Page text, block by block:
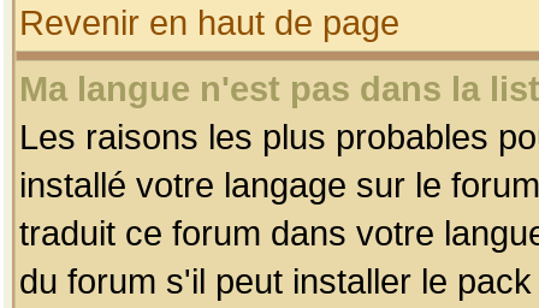
Revenir en haut de page
Ma langue n'est pas dans la
Les raisons les plus probables
installé votre langage sur le
traduit ce forum dans votre
du forum s'il peut installer le